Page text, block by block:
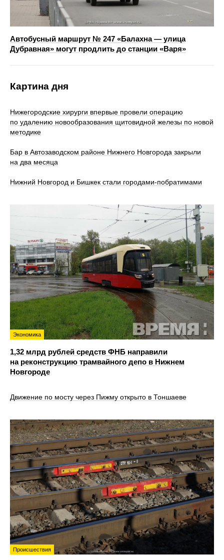
Автобусный маршрут № 247 «Балахна — улица
Дубравная» могут продлить до станции «Варя»
Картина дня
Нижегородские хирурги впервые провели операцию
по удалению новообразования щитовидной железы по новой
методике
Бар в Автозаводском районе Нижнего Новгорода закрыли
на два месяца
Нижний Новгород и Бишкек стали городами-побратимами
Экономика
1,32 млрд рублей средств ФНБ направили
на реконструкцию трамвайного депо в Нижнем
Новгороде
Движение по мосту через Пижму открыто в Тоншаеве
Происшествия